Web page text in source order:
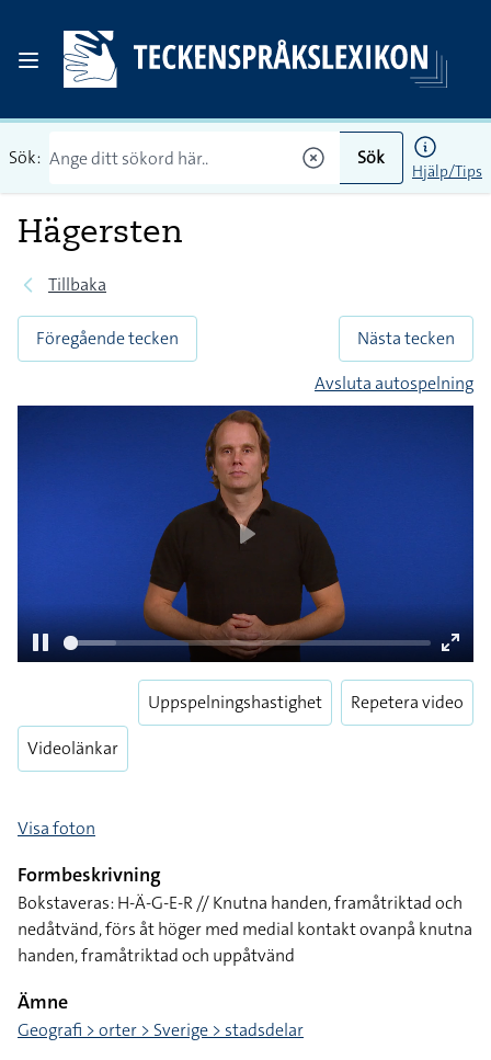
Sök: Sök
Hjälp/Tips
Hägersten
Tillbaka
Föregående tecken
Nästa tecken
Avsluta autospelning
Enter
Videolänkar
Uppspelningshastighet Repetera video
Visa foton
Formbeskrivning
Bokstaveras: H-Ä-G-E-R // Knutna handen, framåtriktad och
nedåtvänd, förs åt höger med medial kontakt ovanpå knutna
handen, framåtriktad och uppåtvänd
Ämne
Geografi > orter > Sverige > stadsdelar